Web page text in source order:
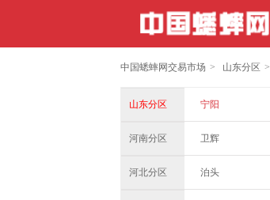
中国蟋蟀网交易市场 > 山东分区 >
山东分区 宁阳
河南分区 卫辉
河北分区 泊头